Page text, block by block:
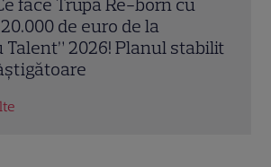
a câștigat sezonul 16 al
au talent”. Pleacă
și premiul cel mare de